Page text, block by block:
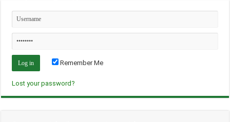
Remember Me
Lost your password?